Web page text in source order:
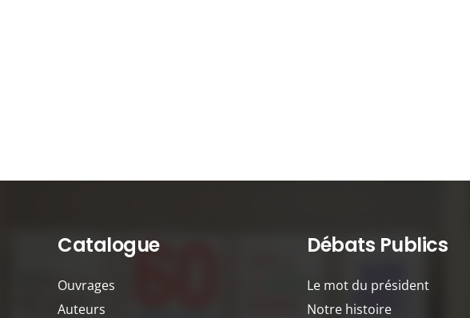
Catalogue
Ouvrages
Auteurs
Débats Publics
Le mot du président
Notre histoire